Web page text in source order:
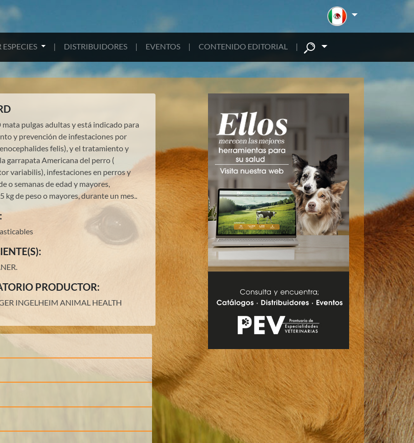
| DISTRIBUIDORES | EVENTOS | CONTENIDO EDITORIAL |
mata pulgas adultas y está indicado para
y prevención de infestaciones por
felis), y el tratamiento y
garrapata Americana del perro (
variabilis), infestaciones en perros y
o semanas de edad y mayores,
kg de peso o mayores, durante un mes..
.
PRODUCTOR:
INGELHEIM ANIMAL HEALTH